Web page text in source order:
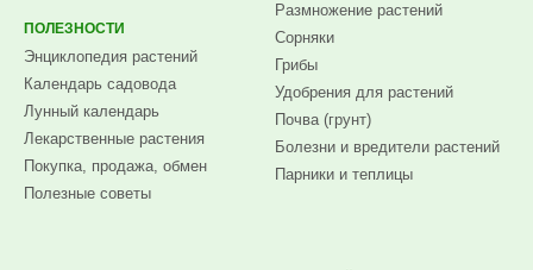
ПОЛЕЗНОСТИ
Энциклопедия растений
Календарь садовода
Лунный календарь
Лекарственные растения
Покупка, продажа, обмен
Полезные советы
Размножение растений
Сорняки
Грибы
Удобрения для растений
Почва (грунт)
Болезни и вредители растений
Парники и теплицы